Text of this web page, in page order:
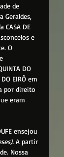
de
Geraldes,
CASA DE
e
O
DO
EIRÔ em
por direito
eram
ensejou
A partir
Nossa